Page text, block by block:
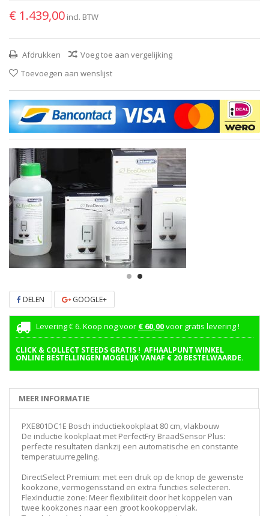
€ 1.439,00 incl. BTW
Afdrukken
Voeg toe aan vergelijking
Toevoegen aan wenslijst
DELEN GOOGLE+
Levering € 6. Koop nog voor € 60,00voor gratis levering !
CLICK & COLLECT STEEDS GRATIS ! AFHAALPUNT WINKEL
ONLINE BESTELLINGEN MOGELIJK VANAF € 20 BESTELWAARDE.
MEER INFORMATIE
PXE801DC1E Bosch inductiekookplaat 80 cm, vlakbouw
De inductie kookplaat met PerfectFry BraadSensor Plus:
perfecte resultaten dankzij een automatische en constante
temperatuurregeling.
DirectSelect Premium: met een druk op de knop de gewenste
kookzone, vermogensstand en extra functies selecteren.
FlexInductie zone: Meer flexibiliteit door het koppelen van
twee kookzones naar een groot kookoppervlak.